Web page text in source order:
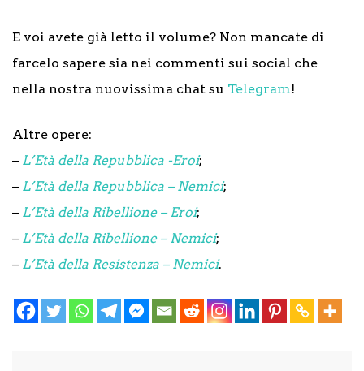
E voi avete già letto il volume? Non mancate di
farcelo sapere sia nei commenti sui social che
nella nostra nuovissima chat su Telegram!
Altre opere:
– L’Età della Repubblica -Eroi;
– L’Età della Repubblica – Nemici;
– L’Età della Ribellione – Eroi;
– L’Età della Ribellione – Nemici;
– L’Età della Resistenza – Nemici.